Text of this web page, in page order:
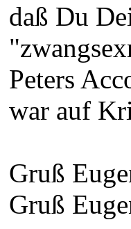
daß Du
Peters
war auf
Gruß
Gruß